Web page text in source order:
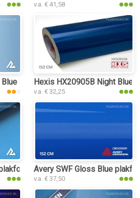
v.a. € 41,58
3219 plakfolie
Hexis HX20905B Night Blue
v.a. € 32,25
Avery SWF Gloss Blue
v.a. € 37,50